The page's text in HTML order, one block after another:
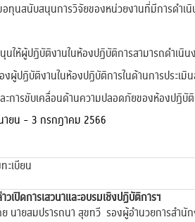
ทุนสนับสนุนการวิจัยของหน่วยงานที่มีการดำเนิ
นให้ผู้ปฏิบัติงานในห้องปฏิบัติการสามารถดำเนิ
ผู้ปฏิบัติงานในห้องปฏิบัติการในด้านการประเ
ะการขับเคลื่อนด้านความปลอดภัยของห้องปฏิบั
ยน - 3 กรกฎาคม 2566
ะเบียน
วเปิดการเสวนาและอบรมเชิงปฏิบัติการฯ
ย นายสมปรารถนา สุขทวี รองผู้อำนวยการสำนั